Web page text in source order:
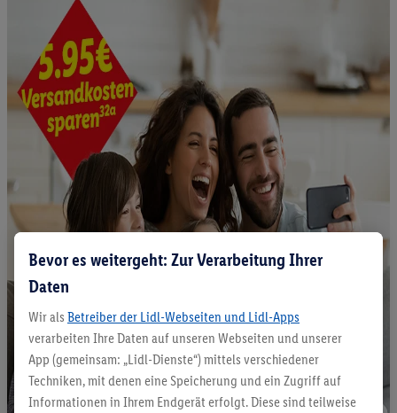
Bevor es weitergeht: Zur Verarbeitung Ihrer
Daten
Wir als Betreiber der Lidl-Webseiten und Lidl-Apps
verarbeiten Ihre Daten auf unseren Webseiten und unserer
App (gemeinsam: „Lidl-Dienste“) mittels verschiedener
Techniken, mit denen eine Speicherung und ein Zugriff auf
Informationen in Ihrem Endgerät erfolgt. Diese sind teilweise